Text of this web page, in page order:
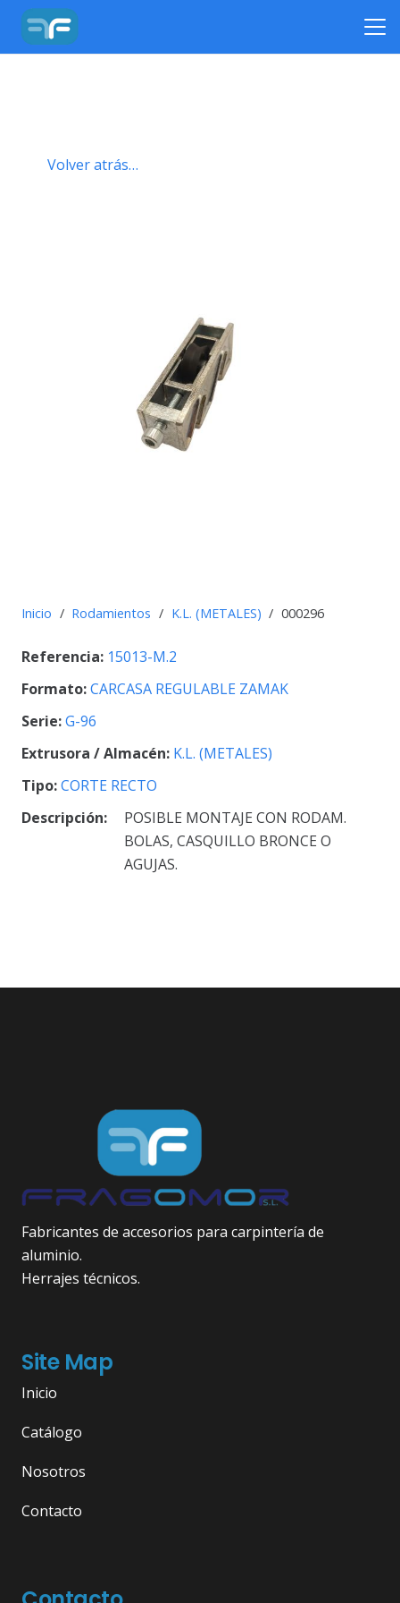
Volver atrás…
Inicio / Rodamientos / K.L. (METALES) / 000296
Referencia: 15013-M.2
Formato:CARCASA REGULABLE ZAMAK
Serie:G-96
Extrusora / Almacén: K.L. (METALES)
Tipo:CORTE RECTO
Descripción:
POSIBLE MONTAJE CON RODAM.
BOLAS, CASQUILLO BRONCE O
AGUJAS.
Fabricantes de accesorios para carpintería de
aluminio.
Herrajes técnicos.
Site Map
Inicio
Catálogo
Nosotros
Contacto